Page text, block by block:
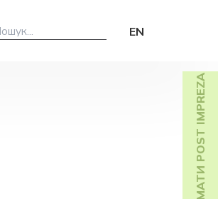
EN
ПІДТРИМАТИ POST IMPREZA